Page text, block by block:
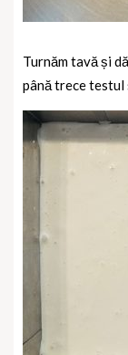
Turnăm tavă și
până trece